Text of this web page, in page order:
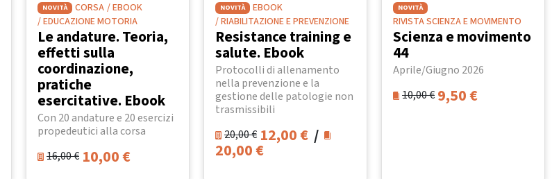
NOVITÀ CORSA / EBOOK
/ EDUCAZIONE MOTORIA
Le andature. Teoria,
effetti sulla
coordinazione,
pratiche
esercitative. Ebook
Con 20 andature e 20 esercizi
propedeutici alla corsa
16,00€ 10,00€
NOVITÀ
EBOOK
/ RIABILITAZIONE E PREVENZIONE
Resistance training e
salute. Ebook
Protocolli di allenamento
nella prevenzione e la
gestione delle patologie non
trasmissibili
20,00€ 12,00€ /
20,00€
NOVITÀ
RIVISTA SCIENZA E MOVIMENTO
Scienza e movimento
44
Aprile/Giugno 2026
10,00€ 9,50€